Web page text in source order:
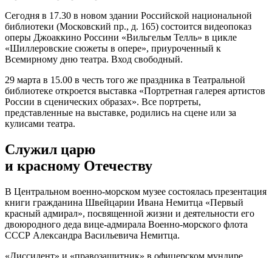
Сегодня в 17.30 в новом здании Российской национальной
библиотеки (Московский пр., д. 165) состоится видеопоказ
оперы Джоаккино Россини «Вильгельм Телль» в цикле
«Шиллеровские сюжеты в опере», приуроченный к
Всемирному дню театра. Вход свободный.
29 марта в 15.00 в честь того же праздника в Театральной
библиотеке откроется выставка «Портретная галерея артистов
России в сценических образах». Все портреты,
представленные на выставке, родились на сцене или за
кулисами театра.
Служил царю
и красному Отечеству
В Центральном военно-морском музее состоялась презентация
книги гражданина Швейцарии Ивана Немитца «Первый
красный адмирал», посвященной жизни и деятельности его
двоюродного деда вице-адмирала Военно-морского флота
СССР Александра Васильевича Немитца.